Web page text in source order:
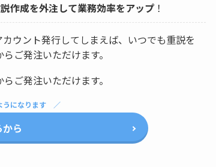
作成を外注して業務効率をアップ ！
カウント発行してしまえば、いつでも重説を
らご発注いただけます。
ご発注いただけます。
うになります
ら